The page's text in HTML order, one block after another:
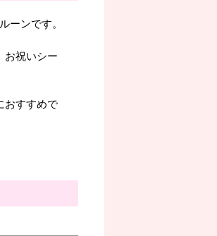
ーンです。
お祝いシー
おすすめで